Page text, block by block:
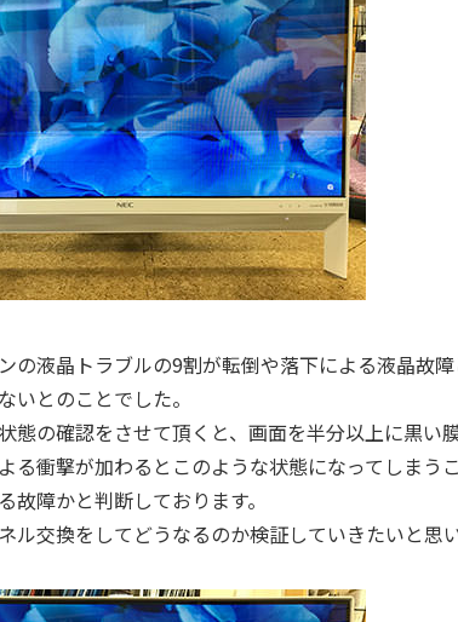
の液晶トラブルの9割が転倒や落下による液晶故
いとのことでした。
態の確認をさせて頂くと、画面を半分以上に黒い
る衝撃が加わるとこのような状態になってしまう
故障かと判断しております。
ル交換をしてどうなるのか検証していきたいと思い